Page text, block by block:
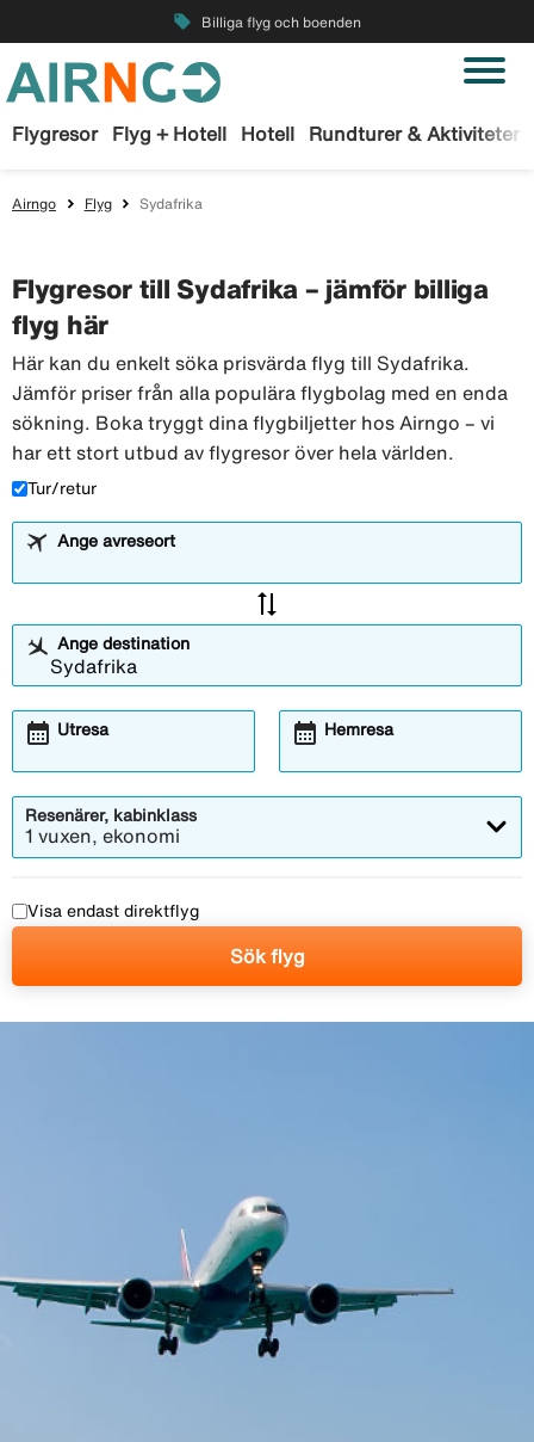
local_offer Billiga flyg och boenden
Flygresor Flyg + Hotell Hotell Rundturer & Aktiviteter
Airngo Flyg Sydafrika
Flygresor till Sydafrika – jämför billiga
flyg här
Här kan du enkelt söka prisvärda flyg till Sydafrika.
Jämför priser från alla populära flygbolag med en enda
sökning. Boka tryggt dina flygbiljetter hos Airngo – vi
har ett stort utbud av flygresor över hela världen.
Tur/retur
Ange avreseort
sync_alt
Ange destination
Utresa
calendar_month Hemresa
calendar_month
Resenärer, kabinklass
1 vuxen, ekonomi
Visa endast direktflyg
Sök flyg